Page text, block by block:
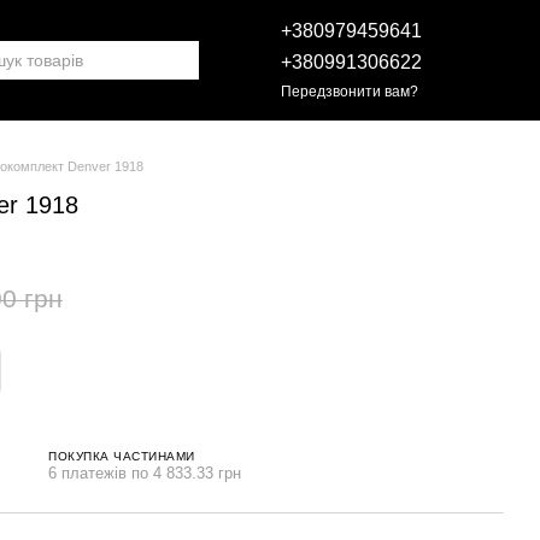
+380979459641
+380991306622
Передзвонити вам?
Denver 1918
1918
грн
ПОКУПКА ЧАСТИНАМИ
6 платежів по 4 833.33 грн